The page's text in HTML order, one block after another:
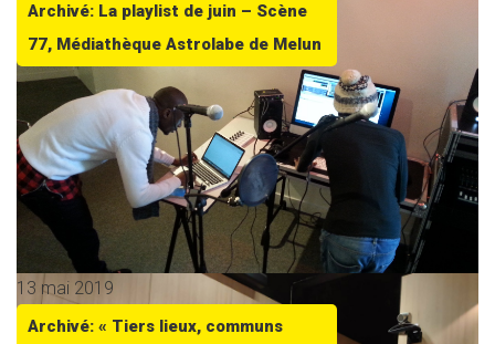
Archivé: La playlist de juin – Scène
77, Médiathèque Astrolabe de Melun
13 mai 2019
Archivé: « Tiers lieux, communs